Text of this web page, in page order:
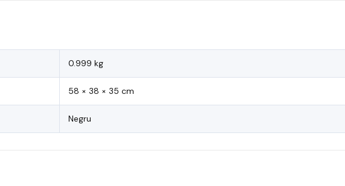
0.999 kg
58 × 38 × 35 cm
Negru